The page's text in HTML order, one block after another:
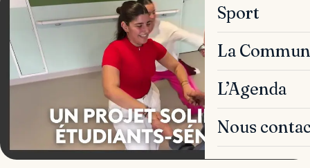
Sport
La
L’Agenda
Nous